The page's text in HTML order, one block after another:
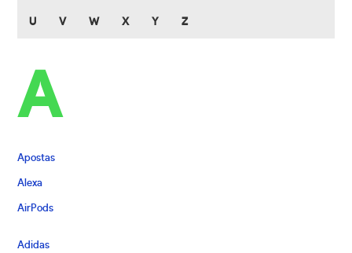
U V W X Y Z
A
Apostas
Alexa
AirPods
Adidas